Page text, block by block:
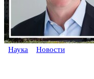
Наука Новости